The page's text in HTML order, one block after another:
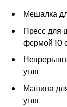
Мешалка
Пресс для
формой 10
угля
Машина
угля